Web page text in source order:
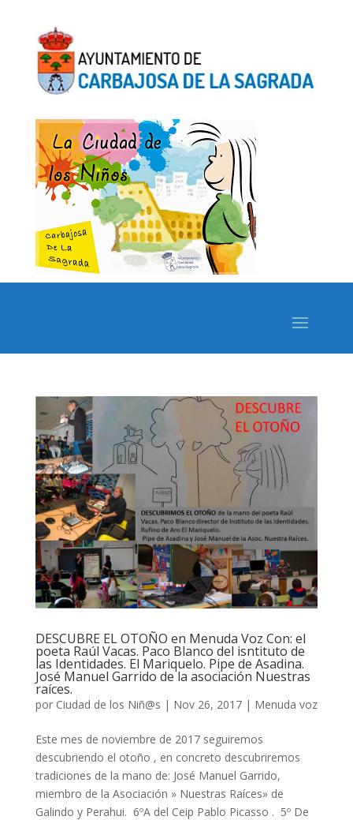
DESCUBRE EL OTOÑO en Menuda Voz Con: el
poeta Raúl Vacas. Paco Blanco del isntituto de
las Identidades. El Mariquelo. Pipe de Asadina.
José Manuel Garrido de la asociación Nuestras
raíces.
por Ciudad de los Niñ@s | Nov 26, 2017| Menuda voz
Este mes de noviembre de 2017 seguiremos
descubriendo el otoño , en concreto descubriremos
tradiciones de la mano de: José Manuel Garrido,
miembro de la Asociación » Nuestras Raíces» de
Galindo y Perahui. 6ºA del Ceip Pablo Picasso . 5º De